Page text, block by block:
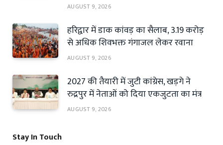
AUGUST 9, 2026
हरिद्वार में डाक कांवड़ का सैलाब, 3.19 करोड़
से अधिक शिवभक्त गंगाजल लेकर रवाना
AUGUST 9, 2026
2027 की तैयारी में जुटी कांग्रेस, खड़गे ने
रुद्रपुर में नेताओं को दिया एकजुटता का मंत्र
AUGUST 9, 2026
Stay In Touch